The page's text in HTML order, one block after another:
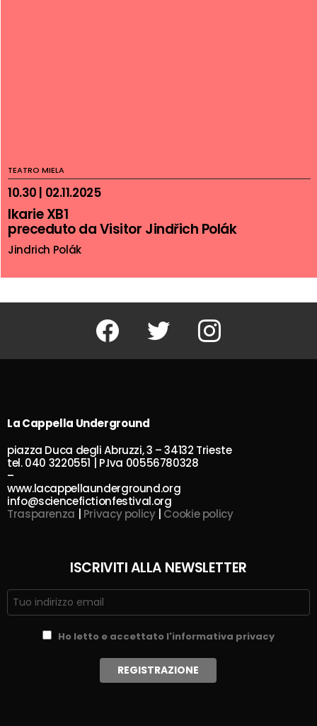
TEATRO MIELA
10.30 | 02.11.2025
Ikarie XB1
preceduto da Visitor Jindřich Polák
Jindrich Polák
Facebook Twitter Instagram
La Cappella Underground
piazza Duca degli Abruzzi, 3 – 34132 Trieste
tel. 040 3220551 | P.Iva 00556780328
–
www.lacappellaunderground.org
info@sciencefictionfestival.org
Trasparenza
Privacy policy| Cookie policy
ISCRIVITI ALLA NEWSLETTER
Ho letto e accettato l'informativa privacy